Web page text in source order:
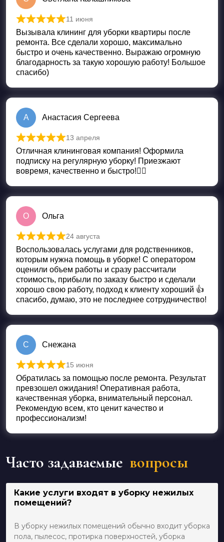
Оценка
11 июня
Вызывала клининг для уборки квартиры после
ремонта. Все сделали хорошо, максимально
быстро и очень качественно. Выражаю огромную
благодарность за такую хорошую работу! Большое
спасибо)
А Анастасия Сергеева
Оценка из 5
13 апреля
Отличная клининговая компания! Оформила
подписку на регулярную уборку! Приезжают
вовремя, качественно и быстро!👍🏼
О Ольга
Оценка из 5
24 августа
Воспользовалась услугами для родственников,
которым нужна помощь в уборке! С оператором
оценили объем работы и сразу рассчитали
стоимость, прибыли по заказу быстро и сделали
хорошо свою работу, подход к клиенту хороший 👍
спасибо, думаю, это не последнее сотрудничество!
С Снежана
Оценка
15 июня
Обратилась за помощью после ремонта. Результат
превзошел ожидания! Оперативная работа,
качественная уборка, внимательный персонал.
Рекомендую всем, кто ценит качество и
профессионализм!
Часто задаваемые вопросы
Какие услуги входят в уборку нежилых
помещений?
В уборку нежилых помещений обычно входит уборка
пола, пылесос, протирка поверхностей, уборка